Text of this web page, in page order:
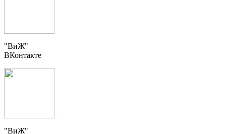
"ВиЖ"
ВКонтакте
"ВиЖ"